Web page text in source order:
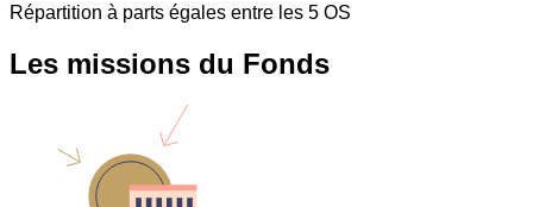
Répartition à parts égales entre les 5 OS
Les missions du Fonds